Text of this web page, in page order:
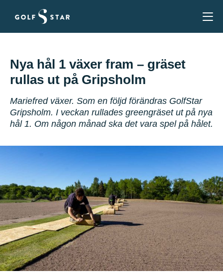
Nya hål 1 växer fram – gräset
rullas ut på Gripsholm
Mariefred växer. Som en följd förändras GolfStar
Gripsholm. I veckan rullades greengräset ut på nya
hål 1. Om någon månad ska det vara spel på hålet.